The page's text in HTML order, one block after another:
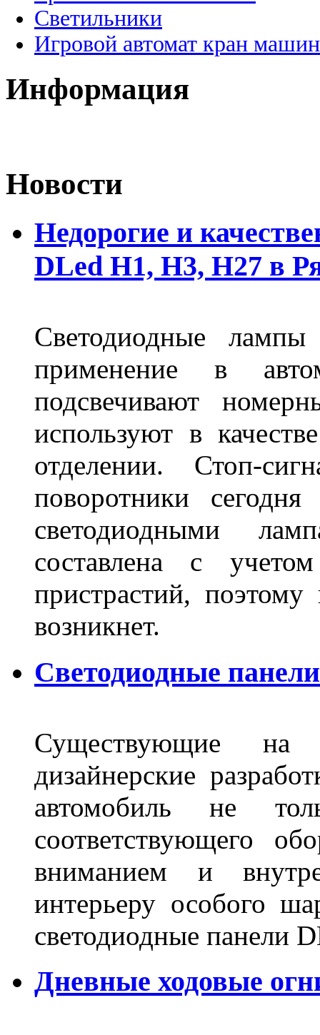
Светильники
Игровой автомат кран
Информация
Новости
Недорогие и
DLed Н1, Н3, Н27 в
Светодиодные
применение в
подсвечивают
используют в
отделении. Стоп-
поворотники
светодиодными
составлена с
пристрастий,
возникнет.
Светодиодные
Существующие
дизайнерские
автомобиль не
соответствующего
вниманием и
интерьеру особого
светодиодные панели
Дневные ходовые